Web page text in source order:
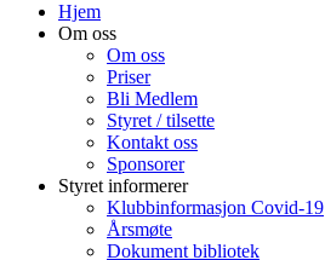
Hjem
Om oss
Om oss
Priser
Bli Medlem
Styret / tilsette
Kontakt oss
Sponsorer
Styret informerer
Klubbinformasjon Covid-19
Årsmøte
Dokument bibliotek